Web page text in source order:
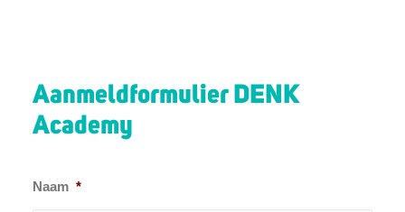
Aanmeldformulier DENK
Academy
Naam *